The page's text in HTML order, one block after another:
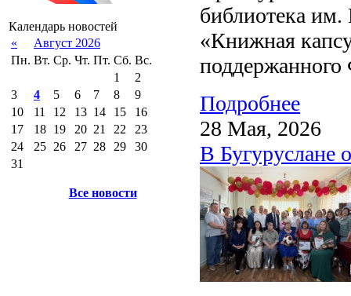
Календарь новостей
«
Август 2026
Пн. Вт. Ср. Чт. Пт. Сб. Вс.
1
2
3
4 5 6 7 8
9
10
11 12 13 14 15
16
17
18 19 20 21 22
23
24
25 26 27 28 29
30
31
Все новости
библиотека
«Книжная
Подробнее
28 Мая, 2026
В Бугуруслане